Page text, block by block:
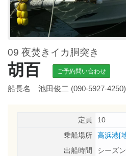
09 夜焚きイカ胴突き
胡百 ご予約問い合わせ
船長名 池田俊二 (090-5927-4250)
定員
10
乗船場所
高浜港[
出船時間
シーズ